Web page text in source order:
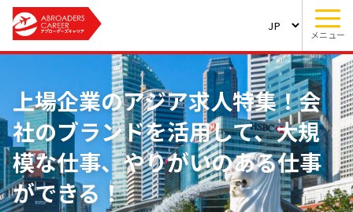
メニュー
上場企業のアジア求人特集！会
社のブランドを活用して、大規
模な仕事、やりがいのある仕事
ができる！